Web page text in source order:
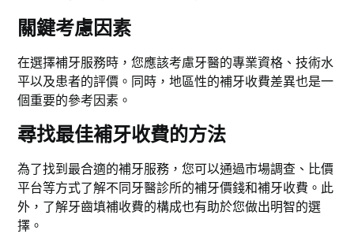
關鍵考慮因素
在選擇補牙服務時，您應該考慮牙醫的專業資格、技術水
平以及患者的評價。同時，地區性的補牙收費差異也是一
個重要的參考因素。
尋找最佳補牙收費的方法
為了找到最合適的補牙服務，您可以通過市場調查、比價
平台等方式了解不同牙醫診所的補牙價錢和補牙收費。此
外，了解牙齒填補收費的構成也有助於您做出明智的選
擇。